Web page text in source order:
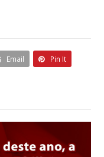
Email Pin It